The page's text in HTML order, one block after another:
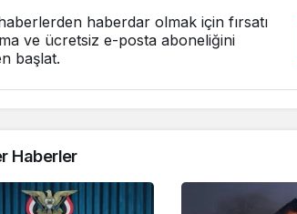
haberdar olmak için fırsatı
ve ücretsiz e-posta aboneliğini
başlat.
Haberler